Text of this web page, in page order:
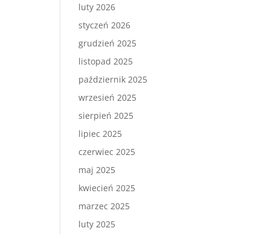
luty 2026
styczeń 2026
grudzień 2025
listopad 2025
październik 2025
wrzesień 2025
sierpień 2025
lipiec 2025
czerwiec 2025
maj 2025
kwiecień 2025
marzec 2025
luty 2025